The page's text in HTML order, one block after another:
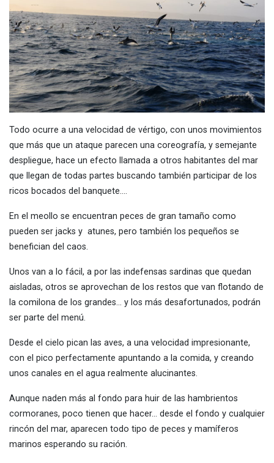
Todo ocurre a una velocidad de vértigo, con unos movimientos
que más que un ataque parecen una coreografía, y semejante
despliegue, hace un efecto llamada a otros habitantes del mar
que llegan de todas partes buscando también participar de los
ricos bocados del banquete….
En el meollo se encuentran peces de gran tamaño como
pueden ser jacks y atunes, pero también los pequeños se
benefician del caos.
Unos van a lo fácil, a por las indefensas sardinas que quedan
aisladas, otros se aprovechan de los restos que van flotando de
la comilona de los grandes… y los más desafortunados, podrán
ser parte del menú.
Desde el cielo pican las aves, a una velocidad impresionante,
con el pico perfectamente apuntando a la comida, y creando
unos canales en el agua realmente alucinantes.
Aunque naden más al fondo para huir de las hambrientos
cormoranes, poco tienen que hacer… desde el fondo y cualquier
rincón del mar, aparecen todo tipo de peces y mamíferos
marinos esperando su ración.